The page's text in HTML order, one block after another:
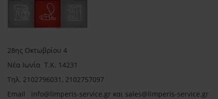
28ης Οκτωβρίου 4
Νέα Ιωνία Τ.Κ. 14231
Τηλ. 2102796031, 2102757097
Email info@limperis-service.gr και sales@limperis-service.gr